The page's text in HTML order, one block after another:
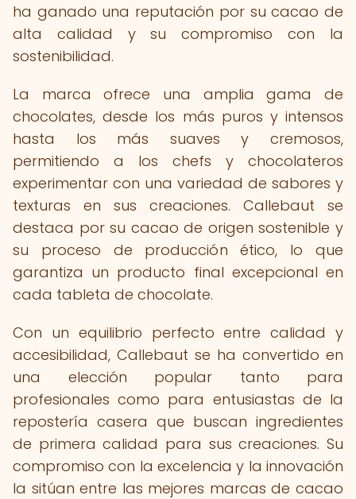
ha ganado una reputación por su cacao de
alta calidad y su compromiso con la
sostenibilidad.
La marca ofrece una amplia gama de
chocolates, desde los más puros y intensos
hasta los más suaves y cremosos,
permitiendo a los chefs y chocolateros
experimentar con una variedad de sabores y
texturas en sus creaciones. Callebaut se
destaca por su cacao de origen sostenible y
su proceso de producción ético, lo que
garantiza un producto final excepcional en
cada tableta de chocolate.
Con un equilibrio perfecto entre calidad y
accesibilidad, Callebaut se ha convertido en
una elección popular tanto para
profesionales como para entusiastas de la
repostería casera que buscan ingredientes
de primera calidad para sus creaciones. Su
compromiso con la excelencia y la innovación
la sitúan entre las mejores marcas de cacao